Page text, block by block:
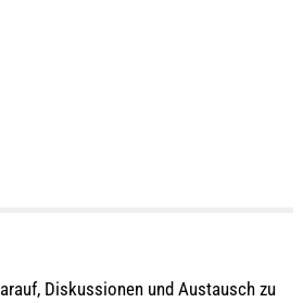
Diskussionen und Austausch zu